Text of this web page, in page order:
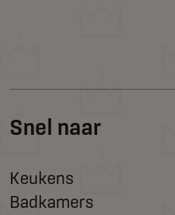
Snel naar
Keukens
Badkamers